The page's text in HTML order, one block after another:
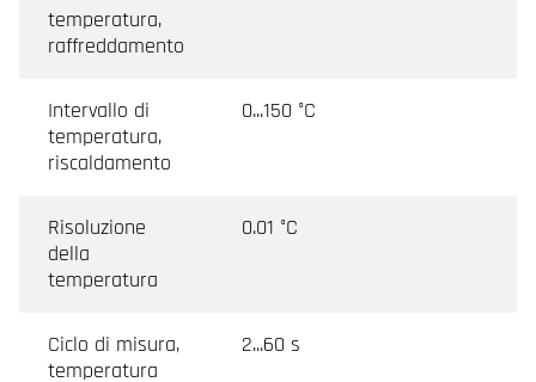
temperatura,
raffreddamento
Intervallo di
temperatura,
riscaldamento
0...150 °C
Risoluzione
della
temperatura
0.01 °C
Ciclo di misura,
temperatura
2...60 s